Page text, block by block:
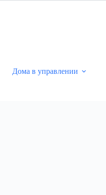
Дома в управлении